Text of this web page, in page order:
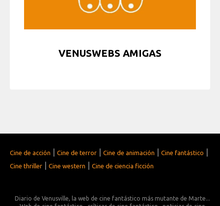
VENUSWEBS AMIGAS
Cine de acción | Cine de terror | Cine de animación | Cine fantástico |
Cine thriller | Cine western | Cine de ciencia ficción
Diario de Venusville, la web de cine fantástico más mutante de Marte...